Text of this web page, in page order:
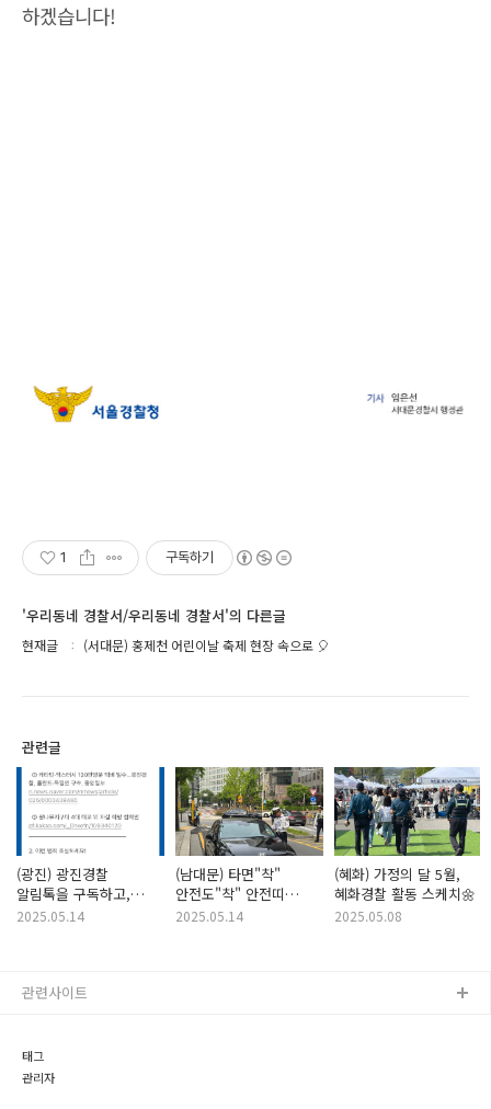
하겠습니다!
1 구독하기
'우리동네 경찰서/우리동네 경찰서'의 다른글
현재글 (서대문) 홍제천 어린이날 축제 현장 속으로 🎈
관련글
(광진) 광진경찰
알림톡을 구독하고,
안전을 지키세요!
2025.05.14
(남대문) 타면"착"
안전도"착" 안전띠
일상화를 위한 교통안전
2025.05.14
(혜화) 가정의 달 5월,
혜화경찰 활동 스케치🌼
2025.05.08
태그
관리자
관련사이트